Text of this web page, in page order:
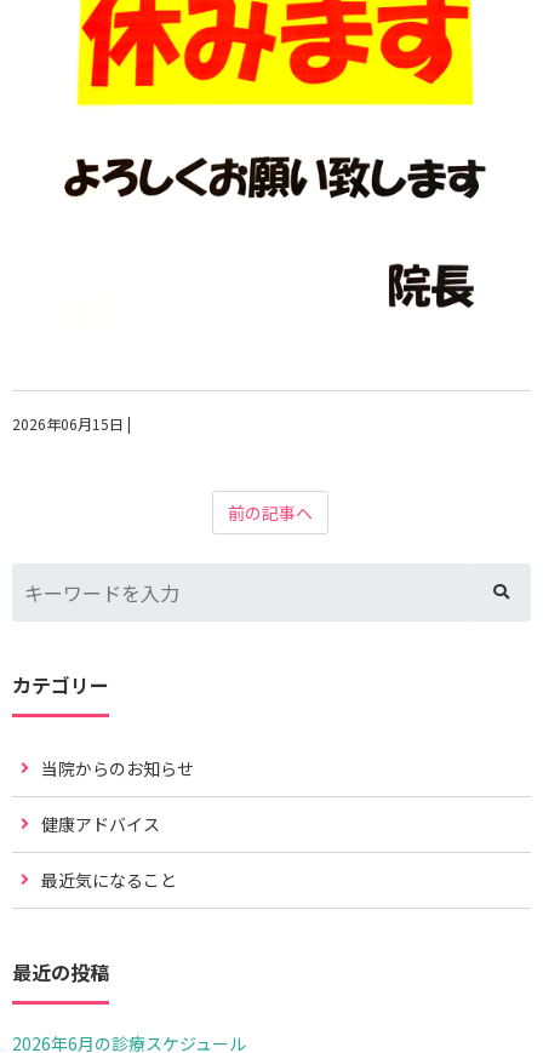
2026年06月15日 |
前の記事へ
カテゴリー
当院からのお知らせ
健康アドバイス
最近気になること
最近の投稿
2026年6月の診療スケジュール